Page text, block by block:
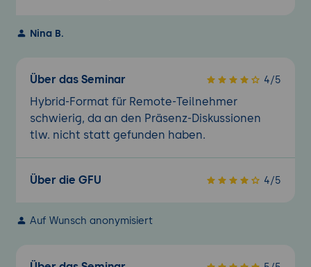
Nina B.
Über das Seminar 4/5
Hybrid-Format für Remote-Teilnehmer
schwierig, da an den Präsenz-Diskussionen
tlw. nicht statt gefunden haben.
Über die GFU 4/5
Auf Wunsch anonymisiert